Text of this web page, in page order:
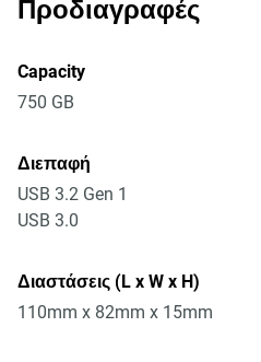
Προδιαγραφές
Capacity
750 GB
Διεπαφή
USB 3.2 Gen 1
USB 3.0
Διαστάσεις (L x W x H)
110mm x 82mm x 15mm